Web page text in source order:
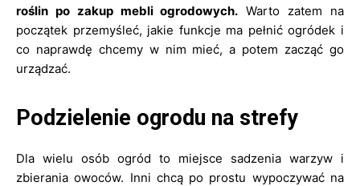
roślin po zakup mebli ogrodowych. Warto zatem na
początek przemyśleć, jakie funkcje ma pełnić ogródek i
co naprawdę chcemy w nim mieć, a potem zacząć go
urządzać.
Podzielenie ogrodu na strefy
Dla wielu osób ogród to miejsce sadzenia warzyw i
zbierania owoców. Inni chcą po prostu wypoczywać na